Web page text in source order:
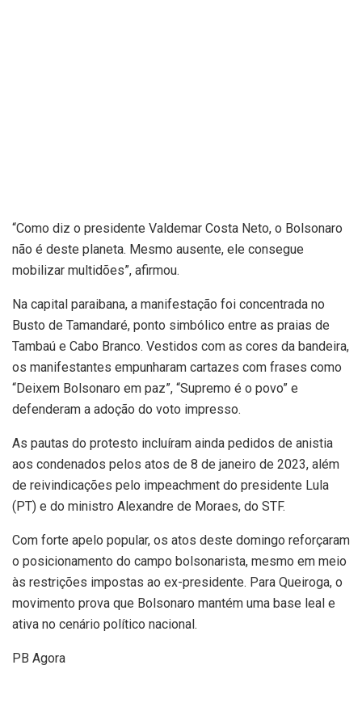
“Como diz o presidente Valdemar Costa Neto, o Bolsonaro
não é deste planeta. Mesmo ausente, ele consegue
mobilizar multidões”, afirmou.
Na capital paraibana, a manifestação foi concentrada no
Busto de Tamandaré, ponto simbólico entre as praias de
Tambaú e Cabo Branco. Vestidos com as cores da bandeira,
os manifestantes empunharam cartazes com frases como
“Deixem Bolsonaro em paz”, “Supremo é o povo” e
defenderam a adoção do voto impresso.
As pautas do protesto incluíram ainda pedidos de anistia
aos condenados pelos atos de 8 de janeiro de 2023, além
de reivindicações pelo impeachment do presidente Lula
(PT) e do ministro Alexandre de Moraes, do STF.
Com forte apelo popular, os atos deste domingo reforçaram
o posicionamento do campo bolsonarista, mesmo em meio
às restrições impostas ao ex-presidente. Para Queiroga, o
movimento prova que Bolsonaro mantém uma base leal e
ativa no cenário político nacional.
PB Agora